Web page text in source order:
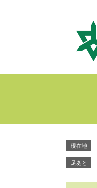
文
現在地
足あと